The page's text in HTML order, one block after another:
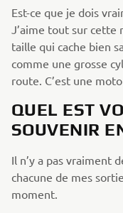
Est-ce que je dois
J’aime tout sur cette
taille qui cache bien
comme une grosse
route. C’est une
QUEL EST
SOUVENIR
Il n’y a pas vraiment
chacune de mes
moment.